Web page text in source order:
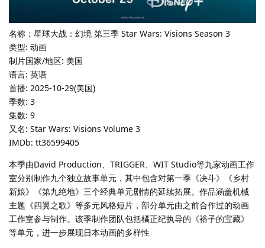
名称：星球大战：幻境 第三季 Star Wars: Visions Season 3
类型: 动画
制片国家/地区: 美国
语言: 英语
首播: 2025-10-29(美国)
季数: 3
集数: 9
又名: Star Wars: Visions Volume 3
IMDb: tt36599405
本季由David Production、TRIGGER、WIT Studio等九家动画工作
室分别制作九个独立故事单元，其中包含对第一季《决斗》《乡村
新娘》《第九绝地》三个经典单元剧情的延续拓展。作品涵盖机械
主题《四翼之歌》等多元风格短片，部分单元由之前合作过的动画
工作室参与制作。该季制作团队包括橘正纪执导的《裕子的宝藏》
等单元，进一步展现日本动画的多样性